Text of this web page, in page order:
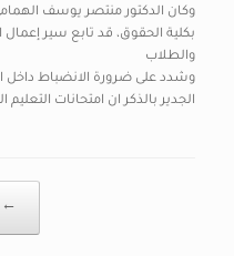
وكان الدكتور منتصر يوسف
بكلية الحقوق، قد تابع سير إعمال
والطلاب
وشدد على ضرورة الانضباط داخل
الجدير بالذكر ان امتحانات التعليم المفتوح
←